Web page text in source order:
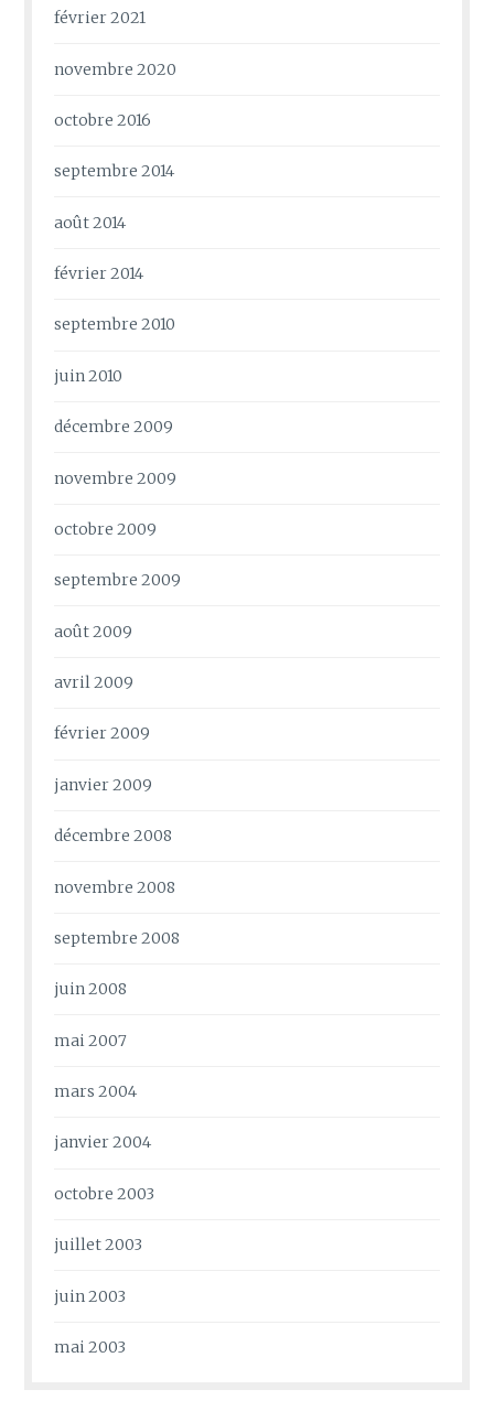
février 2021
novembre 2020
octobre 2016
septembre 2014
août 2014
février 2014
septembre 2010
juin 2010
décembre 2009
novembre 2009
octobre 2009
septembre 2009
août 2009
avril 2009
février 2009
janvier 2009
décembre 2008
novembre 2008
septembre 2008
juin 2008
mai 2007
mars 2004
janvier 2004
octobre 2003
juillet 2003
juin 2003
mai 2003